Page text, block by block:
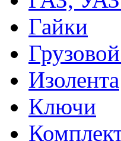
Гайки
Изолента
Ключи